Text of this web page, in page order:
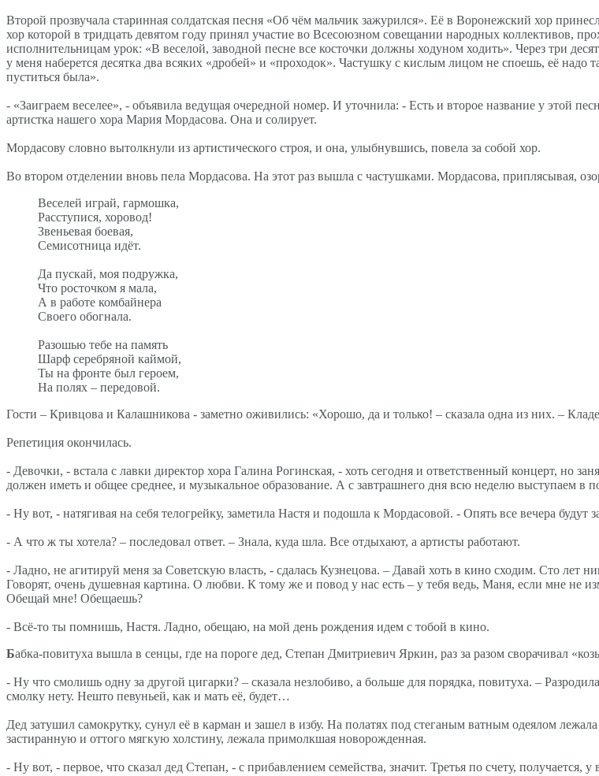
Второй прозвучала старинная солдатская песня «Об чём мальчик зажурился». Её в Воронежский хор
хор которой в тридцать девятом году принял участие во Всесоюзном совещании народных коллективов,
исполнительницам урок: «В веселой, заводной песне все косточки должны ходуном ходить». Через три
у меня наберется десятка два всяких «дробей» и «проходок». Частушку с кислым лицом не споешь, её надо
пуститься была».
- «Заиграем веселее», - объявила ведущая очередной номер. И уточнила: - Есть и второе название у этой
артистка нашего хора Мария Мордасова. Она и солирует.
Мордасову словно вытолкнули из артистического строя, и она, улыбнувшись, повела за собой хор.
Во втором отделении вновь пела Мордасова. На этот раз вышла с частушками. Мордасова, приплясывая,
Веселей играй, гармошка,
Расступися, хоровод!
Звеньевая боевая,
Семисотница идёт.
Да пускай, моя подружка,
Что росточком я мала,
А в работе комбайнера
Своего обогнала.
Разошью тебе на память
Шарф серебряной каймой,
Ты на фронте был героем,
На полях – передовой.
Гости – Кривцова и Калашникова - заметно оживились: «Хорошо, да и только! – сказала одна из них. –
Репетиция окончилась.
- Девочки, - встала с лавки директор хора Галина Рогинская, - хоть сегодня и ответственный концерт, но
должен иметь и общее среднее, и музыкальное образование. А с завтрашнего дня всю неделю выступаем в
- Ну вот, - натягивая на себя телогрейку, заметила Настя и подошла к Мордасовой. - Опять все вечера
- А что ж ты хотела? – последовал ответ. – Знала, куда шла. Все отдыхают, а артисты работают.
- Ладно, не агитируй меня за Советскую власть, - сдалась Кузнецова. – Давай хоть в кино сходим. Сто лет
Говорят, очень душевная картина. О любви. К тому же и повод у нас есть – у тебя ведь, Маня, если мне не
Обещай мне! Обещаешь?
- Всё-то ты помнишь, Настя. Ладно, обещаю, на мой день рождения идем с тобой в кино.
Бабка-повитуха вышла в сенцы, где на пороге дед, Степан Дмитриевич Яркин, раз за разом сворачивал
- Ну что смолишь одну за другой цигарки? – сказала незлобиво, а больше для порядка, повитуха. –
смолку нету. Нешто певуньей, как и мать её, будет…
Дед затушил самокрутку, сунул её в карман и зашел в избу. На полатях под стеганым ватным одеялом
застиранную и оттого мягкую холстину, лежала примолкшая новорожденная.
- Ну вот, - первое, что сказал дед Степан, - с прибавлением семейства, значит. Третья по счету, получается,